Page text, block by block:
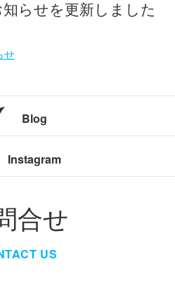
らせを更新しました
せ
Blog
Instagram
合せ
US